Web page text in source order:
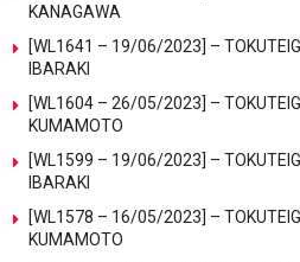
KANAGAWA
[WL1641 – 19/06/2023] –
IBARAKI
[WL1604 – 26/05/2023] –
KUMAMOTO
[WL1599 – 19/06/2023] –
IBARAKI
[WL1578 – 16/05/2023] –
KUMAMOTO